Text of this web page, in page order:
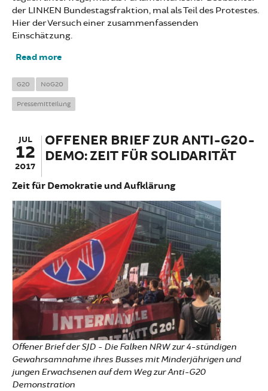
der LINKEN Bundestagsfraktion, mal als Teil des Protestes.
Hier der Versuch einer zusammenfassenden
Einschätzung.
Read more
G20 NoG20
Pressemitteilung
JUL
12
2017
OFFENER BRIEF ZUR ANTI-G20-
DEMO: ZEIT FÜR SOLIDARITÄT
Zeit für Demokratie und Aufklärung
Offener Brief der SJD - Die Falken NRW zur 4-stündigen
Gewahrsamnahme ihres Busses mit Minderjährigen und
jungen Erwachsenen auf dem Weg zur Anti-G20
Demonstration